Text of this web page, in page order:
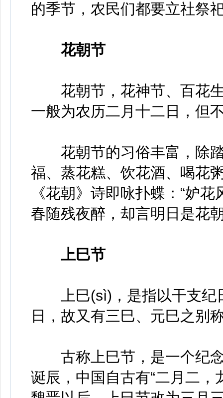
的季节，农民们都要立社祭
花朝节
花朝节，花神节、百花生
一般为农历二月十二日，但
花朝节的习俗丰富，除踏
福、蒸花糕、饮花酒、喝花
《花朝》诗即咏扑蝶：“妒
春随残夜醉，却言明日是花
上巳节
上巳(sì)，是指以干支纪
日，故又有三巳、元巳之别
古称上巳节，是一个纪念
诞辰，中国自古有“二月二，